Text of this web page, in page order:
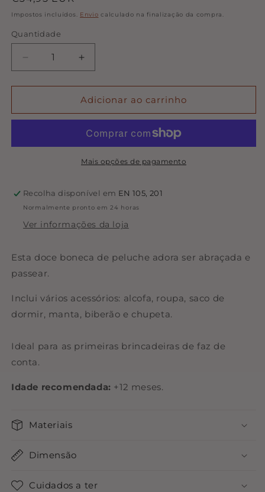
normal
Impostos incluídos. Envio calculado na finalização da compra.
Quantidade
Quantidade
Diminuir
a
quantidade
Boneca
Alcofa
Aumentar
a
quantidade
de
Boneca
com
Alcofa
|
Adicionar ao carrinho
Mais opções de pagamento
Recolha disponível em EN 105, 201
Normalmente pronto em 24 horas
Ver informações da loja
Esta doce boneca de peluche adora ser abraçada e
passear.
Inclui vários acessórios: alcofa, roupa, saco de
dormir, manta, biberão e chupeta.
Ideal para as primeiras brincadeiras de faz de
conta.
Idade recomendada: +12 meses.
Materiais
Dimensão
Cuidados a ter